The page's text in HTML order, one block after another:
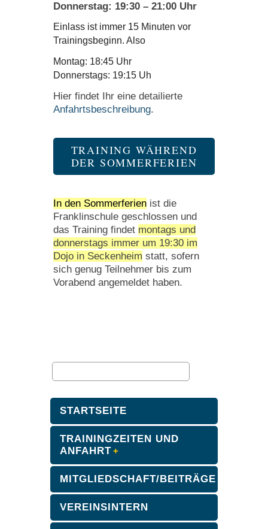
STARTSEITE
TRAININGZEITEN UND
ANFAHRT
MITGLIEDSCHAFT/BEITRÄGE
VEREINSINTERN
Donnerstag: 19:30 – 21:00 Uhr
Einlass ist immer 15 Minuten vor
Trainingsbeginn. Also
Montag: 18:45 Uhr
Donnerstags: 19:15 Uh
Hier findet Ihr eine detailierte
Anfahrtsbeschreibung.
TRAINING WÄHREND
DER SOMMERFERIEN
In den Sommerferien ist die
Franklinschule geschlossen und
das Training findet montags und
donnerstags immer um 19:30 im
Dojo in Seckenheim statt, sofern
sich genug Teilnehmer bis zum
Vorabend angemeldet haben.